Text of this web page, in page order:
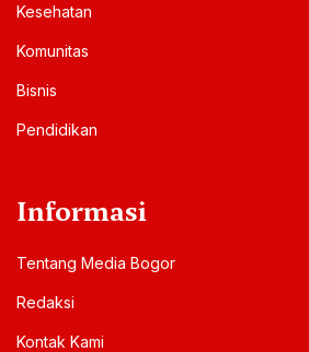
Kesehatan
Komunitas
Bisnis
Pendidikan
Informasi
Tentang Media Bogor
Redaksi
Kontak Kami